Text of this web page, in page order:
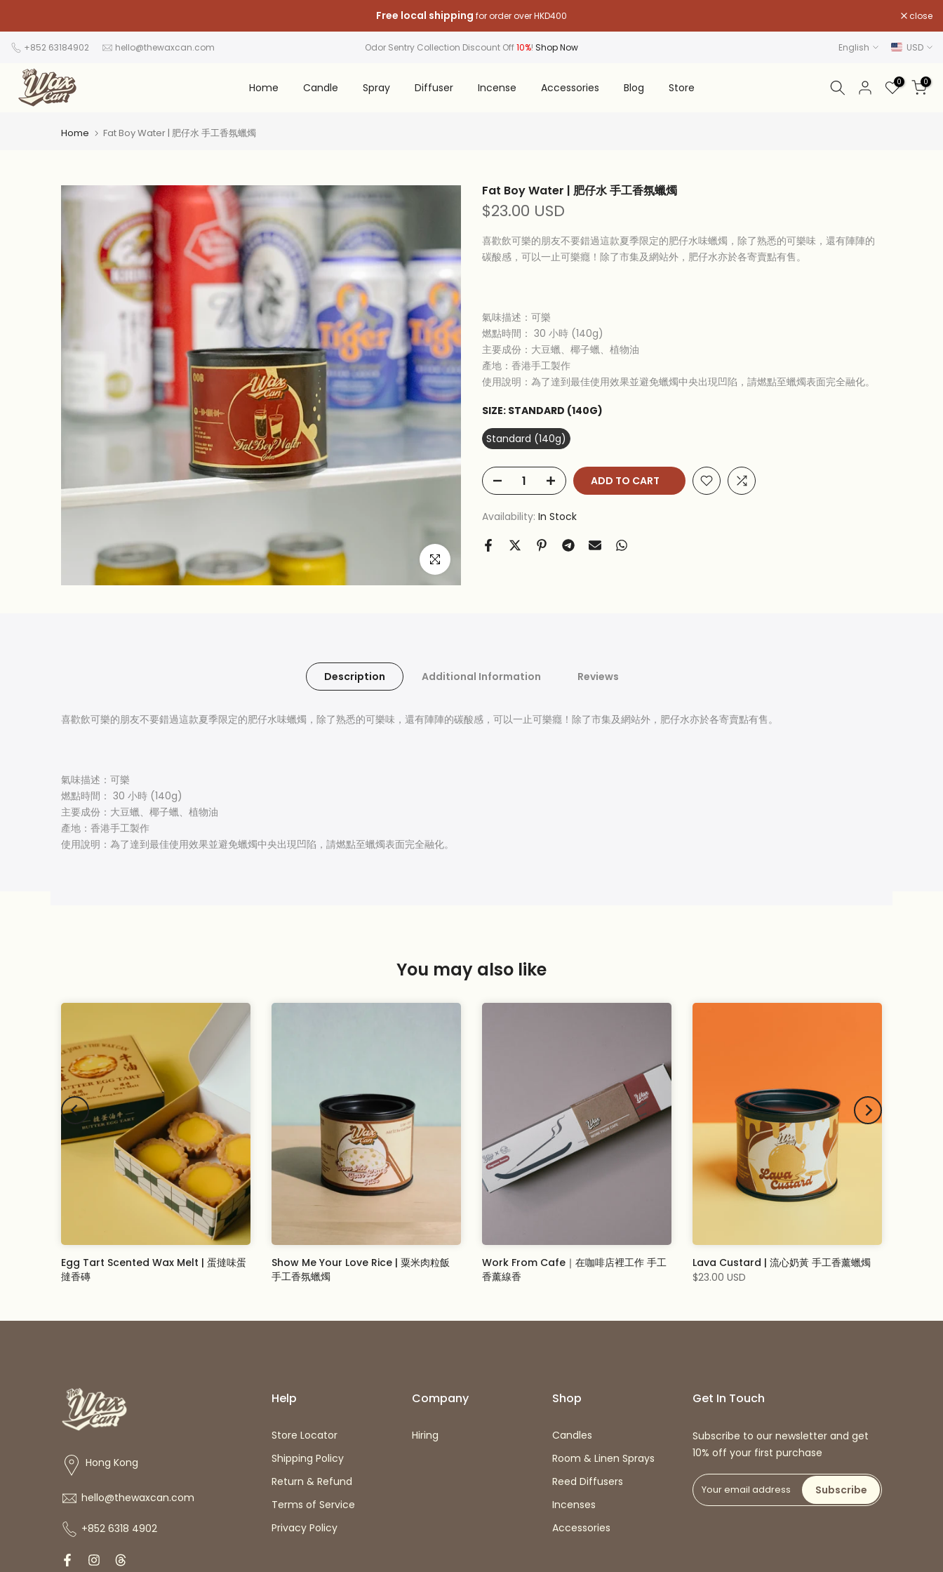
to
content
Free local shipping for order over HKD400 close
+852 63184902 hello@thewaxcan.com Odor Sentry Collection Discount Off10%! Shop Now English USD
Home Candle Spray Diffuser Incense Accessories Blog Store 0 0
Home Fat Boy Water | 肥仔水 手工香氛蠟燭
Click to enlarge
Fat Boy Water | 肥仔水 手工香氛蠟燭
$23.00 USD
喜歡飲可樂的朋友不要錯過這款夏季限定的肥仔水味蠟燭，除了熟悉的可樂味，還有陣陣的
碳酸感，可以一止可樂癮！除了市集及網站外，肥仔水亦於各寄賣點有售。
氣味描述： 可樂
燃點時間： 30 小時 (140g)
主要成份：大豆蠟、椰子蠟、植物油
產地：香港手工製作
使用說明：為了達到最佳使用效果並避免蠟燭中央出現凹陷，請燃點至蠟燭表面完全融化。
SIZE: STANDARD (140G)
Standard (140g)
ADD TO CART
Availability: In Stock
Description Additional Information Reviews
喜歡飲可樂的朋友不要錯過這款夏季限定的肥仔水味蠟燭，除了熟悉的可樂味，還有陣陣的碳酸感，可以一止可樂癮！除了市集及網站外，肥仔水亦於各寄賣點有售。
氣味描述： 可樂
燃點時間： 30 小時 (140g)
主要成份：大豆蠟、椰子蠟、植物油
產地：香港手工製作
使用說明：為了達到最佳使用效果並避免蠟燭中央出現凹陷，請燃點至蠟燭表面完全融化。
You may also like
Egg Tart Scented Wax Melt | 蛋撻味蛋
撻香磚
Show Me Your Love Rice | 粟米肉粒飯
手工香氛蠟燭
Work From Cafe｜在咖啡店裡工作 手工
香薰線香
Lava Custard | 流心奶黃 手工香薰蠟燭
$23.00 USD
Hong Kong
hello@thewaxcan.com
+852 6318 4902
Help
Store Locator
Shipping Policy
Return & Refund
Terms of Service
Privacy Policy
Company
Hiring
Shop
Candles
Room & Linen Sprays
Reed Diffusers
Incenses
Accessories
Get In Touch
Subscribe to our newsletter and get
10% off your first purchase
Subscribe